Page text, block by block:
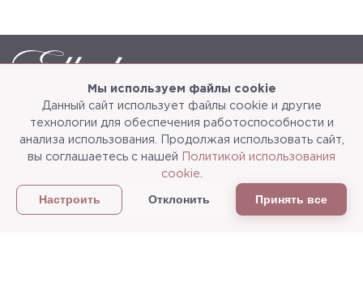
Мы используем файлы cookie
Данный сайт использует файлы cookie и другие
технологии для обеспечения работоспособности и
анализа использования. Продолжая использовать сайт,
вы соглашаетесь с нашей
Политикой использования
cookie
Настроить Отклонить Принять все
Каталог О компании
3d-тур
Сотрудничество Доставка и упаковка
Политика конфиденциальности